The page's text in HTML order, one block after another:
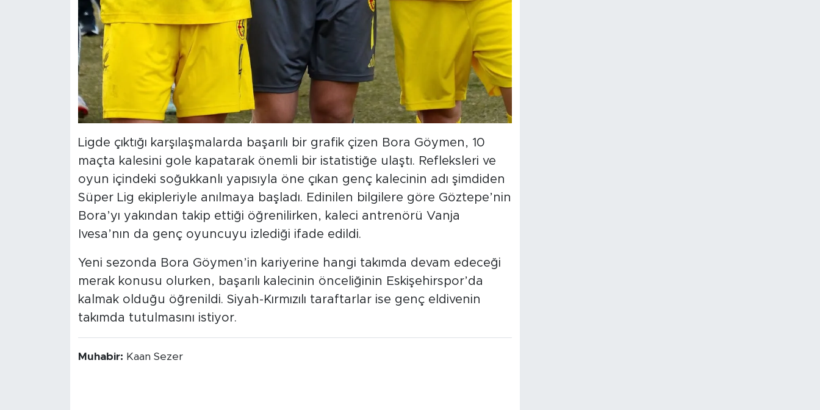
Ligde çıktığı karşılaşmalarda başarılı bir grafik çizen Bora Göymen, 10
maçta kalesini gole kapatarak önemli bir istatistiğe ulaştı. Refleksleri ve
oyun içindeki soğukkanlı yapısıyla öne çıkan genç kalecinin adı şimdiden
Süper Lig ekipleriyle anılmaya başladı. Edinilen bilgilere göre Göztepe’nin
Bora’yı yakından takip ettiği öğrenilirken, kaleci antrenörü Vanja
Ivesa’nın da genç oyuncuyu izlediği ifade edildi.
Yeni sezonda Bora Göymen’in kariyerine hangi takımda devam edeceği
merak konusu olurken, başarılı kalecinin önceliğinin Eskişehirspor’da
kalmak olduğu öğrenildi. Siyah-Kırmızılı taraftarlar ise genç eldivenin
takımda tutulmasını istiyor.
Muhabir: Kaan Sezer